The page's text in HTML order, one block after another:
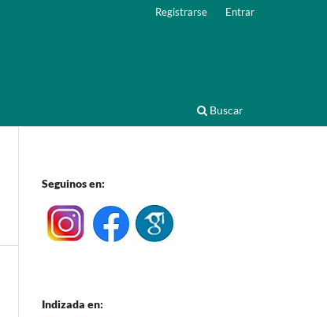
Buscar
Registrarse Entrar
Seguinos en:
Indizada en: